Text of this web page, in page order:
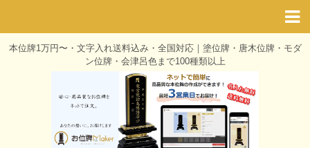
本位牌1万円〜・文字入れ送料込み・全国対応｜塗位牌・唐木位牌・モダ
ン位牌・会津呂色まで100種類以上